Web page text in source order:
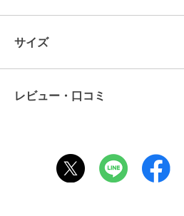
[表地]綿100%
[中綿]ポリエステル
[縦]約20cm／[横]約35cm
【注意点】
サイズ
レビュー・口コミ